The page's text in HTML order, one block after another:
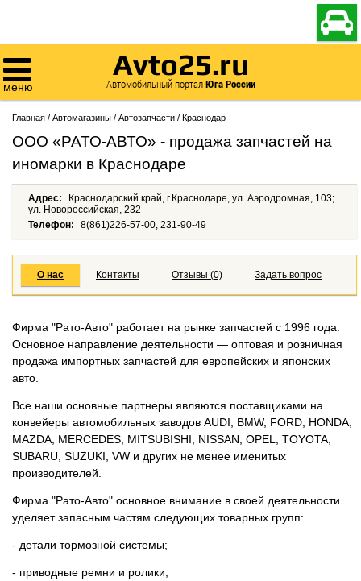


меню
Avto25.ru
Автомобильный порталЮга России
Главная / Автомагазины / Автозапчасти / Краснодар
ООО «РАТО-АВТО» - продажа запчастей на
иномарки в Краснодаре
Адрес:
Краснодарский край, г.Краснодаре, ул. Аэродромная, 103;
ул. Новороссийская, 232
Телефон:
8(861)226-57-00, 231-90-49
О нас Контакты Отзывы (0) Задать вопрос
Фирма "Рато-Авто" работает на рынке запчастей с 1996 года.
Основное направление деятельности — оптовая и розничная
продажа импортных запчастей для европейских и японских
авто.
Все наши основные партнеры являются поставщиками на
конвейеры автомобильных заводов AUDI, BMW, FORD, HONDA,
MAZDA, MERCEDES, MITSUBISHI, NISSAN, OPEL, TOYOTA,
SUBARU, SUZUKI, VW и других не менее именитых
производителей.
Фирма "Рато-Авто" основное внимание в своей деятельности
уделяет запасным частям следующих товарных групп:
- детали тормозной системы;
- приводные ремни и ролики;